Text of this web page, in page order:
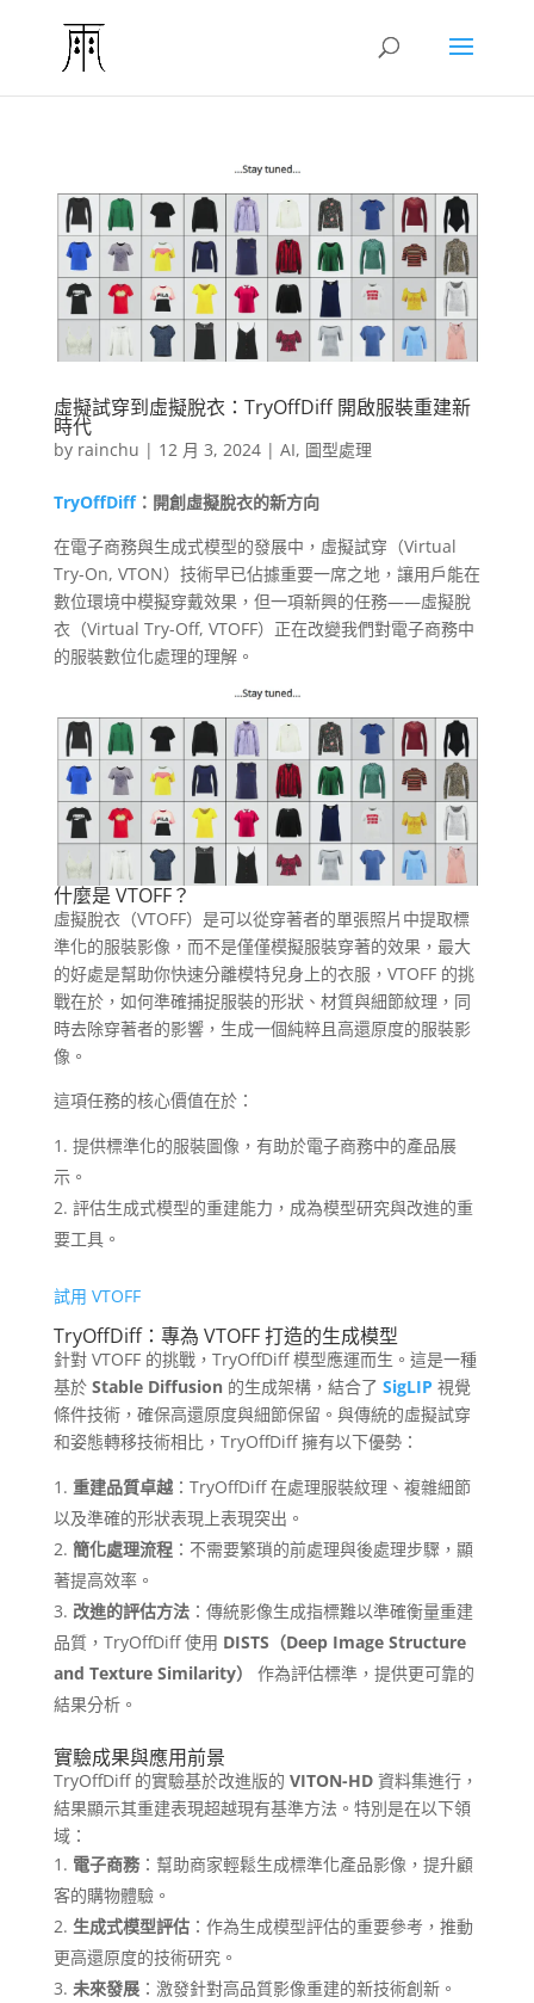
虛擬試穿到虛擬脫衣：TryOffDiff 開啟服裝重建新
時代
by rainchu | 12 月 3, 2024| AI, 圖型處理
TryOffDiff：開創虛擬脫衣的新方向
在電子商務與生成式模型的發展中，虛擬試穿（Virtual
Try-On, VTON）技術早已佔據重要一席之地，讓用戶能在
數位環境中模擬穿戴效果，但一項新興的任務——虛擬脫
衣（Virtual Try-Off, VTOFF）正在改變我們對電子商務中
的服裝數位化處理的理解。
什麼是 VTOFF？
虛擬脫衣（VTOFF）是可以從穿著者的單張照片中提取標
準化的服裝影像，而不是僅僅模擬服裝穿著的效果，最大
的好處是幫助你快速分離模特兒身上的衣服，VTOFF 的挑
戰在於，如何準確捕捉服裝的形狀、材質與細節紋理，同
時去除穿著者的影響，生成一個純粹且高還原度的服裝影
像。
這項任務的核心價值在於：
提供標準化的服裝圖像，有助於電子商務中的產品展
示。
評估生成式模型的重建能力，成為模型研究與改進的重
要工具。
試用 VTOFF
TryOffDiff：專為 VTOFF 打造的生成模型
針對 VTOFF 的挑戰，TryOffDiff 模型應運而生。這是一種
基於 Stable Diffusion的生成架構，結合了 SigLIP 視覺
條件技術，確保高還原度與細節保留。與傳統的虛擬試穿
和姿態轉移技術相比，TryOffDiff 擁有以下優勢：
重建品質卓越：TryOffDiff 在處理服裝紋理、複雜細節
以及準確的形狀表現上表現突出。
簡化處理流程：不需要繁瑣的前處理與後處理步驟，顯
著提高效率。
改進的評估方法：傳統影像生成指標難以準確衡量重建
品質，TryOffDiff 使用 DISTS（Deep Image Structure
and Texture Similarity）
作為評估標準，提供更可靠的
結果分析。
實驗成果與應用前景
TryOffDiff 的實驗基於改進版的 VITON-HD資料集進行，
結果顯示其重建表現超越現有基準方法。特別是在以下領
域：
電子商務：幫助商家輕鬆生成標準化產品影像，提升顧
客的購物體驗。
生成式模型評估：作為生成模型評估的重要參考，推動
更高還原度的技術研究。
未來發展：激發針對高品質影像重建的新技術創新。